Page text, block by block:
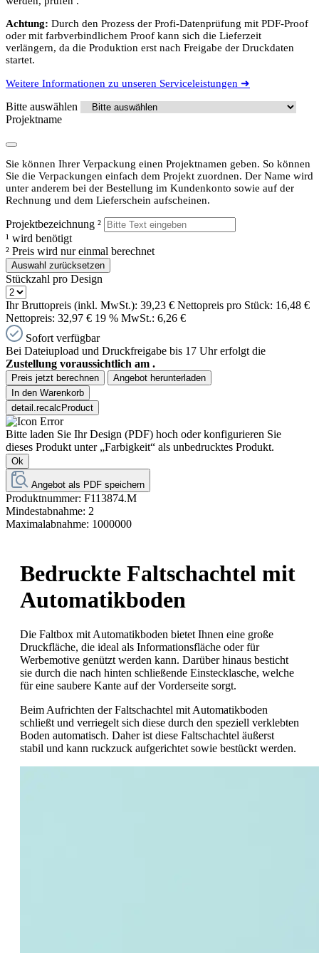
Achtung: Durch den Prozess der Profi-Datenprüfung mit PDF-Proof
oder mit farbverbindlichem Proof kann sich die Lieferzeit
verlängern, da die Produktion erst nach Freigabe der Druckdaten
startet.
Weitere Informationen zu unseren Serviceleistungen ➜
Bitte auswählen
Projektname
Sie können Ihrer Verpackung einen Projektnamen geben. So können
Sie die Verpackungen einfach dem Projekt zuordnen. Der Name wird
unter anderem bei der Bestellung im Kundenkonto sowie auf der
Rechnung und dem Lieferschein aufscheinen.
Projektbezeichnung ²
¹ wird benötigt
² Preis wird nur einmal berechnet
Auswahl zurücksetzen
Stückzahl pro Design
Ihr Bruttopreis (inkl. MwSt.): 39,23 € Nettopreis pro Stück: 16,48 €
Nettopreis: 32,97 € 19 % MwSt.: 6,26 €
Sofort verfügbar
Bei Dateiupload und Druckfreigabe bis 17 Uhr erfolgt die
Zustellung voraussichtlich am .
Preis jetzt berechnen
Angebot herunterladen
In den Warenkorb
detail.recalcProduct
Bitte laden Sie Ihr Design (PDF) hoch oder konfigurieren Sie
dieses Produkt unter „Farbigkeit“ als unbedrucktes Produkt.
Ok
Angebot als PDF speichern
Produktnummer: F113874.M
Mindestabnahme: 2
Maximalabnahme: 1000000
Bedruckte Faltschachtel mit
Automatikboden
Die Faltbox mit Automatikboden bietet Ihnen eine große
Druckfläche, die ideal als Informationsfläche oder für
Werbemotive genützt werden kann. Darüber hinaus besticht
sie durch die nach hinten schließende Einstecklasche, welche
für eine saubere Kante auf der Vorderseite sorgt.
Beim Aufrichten der Faltschachtel mit Automatikboden
schließt und verriegelt sich diese durch den speziell verklebten
Boden automatisch. Daher ist diese Faltschachtel äußerst
stabil und kann ruckzuck aufgerichtet sowie bestückt werden.